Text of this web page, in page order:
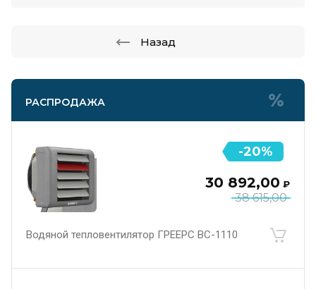
РАСПРОДАЖА
38 615,00
30 892,00 ₽
Водяной тепловентилятор ГРЕЕРС ВС-1110
-20%
Назад